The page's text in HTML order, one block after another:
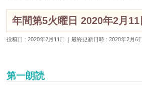
年間第5火曜日 2020年2月11
投稿日 : 2020年2月11日 最終更新日時 : 2020年2月6日
第一朗読